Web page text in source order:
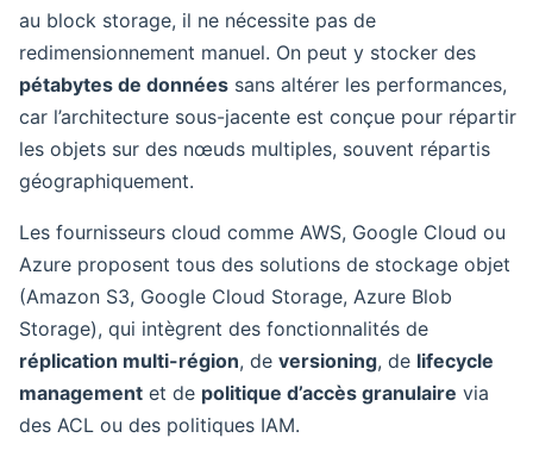
au block storage, il ne nécessite pas de
redimensionnement manuel. On peut y stocker des
pétabytes de données sans altérer les performances,
car l’architecture sous-jacente est conçue pour répartir
les objets sur des nœuds multiples, souvent répartis
géographiquement.
Les fournisseurs cloud comme AWS, Google Cloud ou
Azure proposent tous des solutions de stockage objet
(Amazon S3, Google Cloud Storage, Azure Blob
Storage), qui intègrent des fonctionnalités de
réplication multi-région, de versioning, de lifecycle
management et de politique d’accès granulaire via
des ACL ou des politiques IAM.